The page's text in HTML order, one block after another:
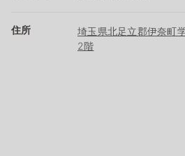
住所
埼玉県北足立郡伊奈町
2階